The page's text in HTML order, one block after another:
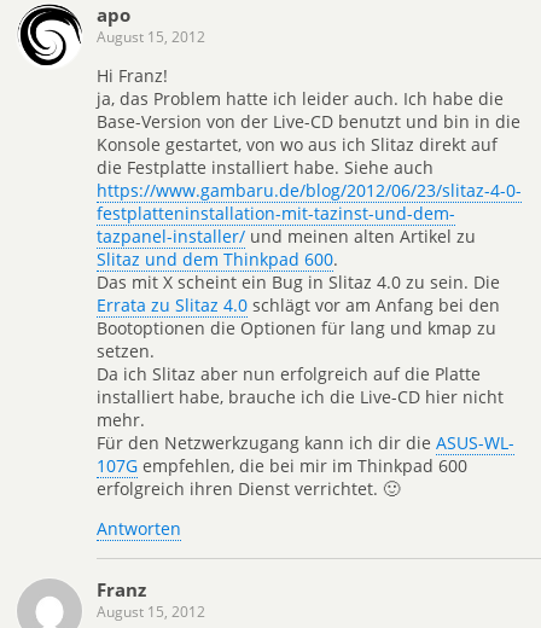
apo
August 15, 2012
Hi Franz!
ja, das Problem hatte ich leider auch. Ich habe die
Base-Version von der Live-CD benutzt und bin in die
Konsole gestartet, von wo aus ich Slitaz direkt auf
die Festplatte installiert habe. Siehe auch
https://www.gambaru.de/blog/2012/06/23/slitaz-4-0-
festplatteninstallation-mit-tazinst-und-dem-
tazpanel-installer/ und meinen alten Artikel zu
Slitaz und dem Thinkpad 600.
Das mit X scheint ein Bug in Slitaz 4.0 zu sein. Die
Errata zu Slitaz 4.0 schlägt vor am Anfang bei den
Bootoptionen die Optionen für lang und kmap zu
setzen.
Da ich Slitaz aber nun erfolgreich auf die Platte
installiert habe, brauche ich die Live-CD hier nicht
mehr.
Für den Netzwerkzugang kann ich dir die ASUS-WL-
107G empfehlen, die bei mir im Thinkpad 600
erfolgreich ihren Dienst verrichtet. 🙂
Antworten
Franz
August 15, 2012